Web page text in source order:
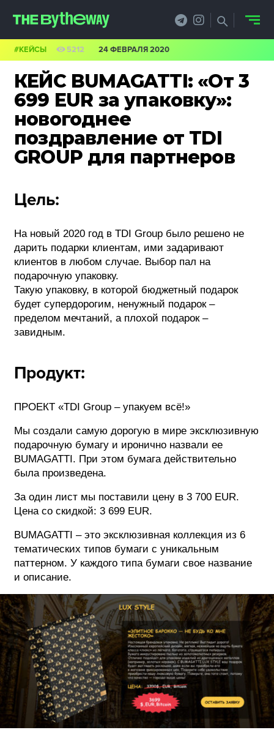
КЕЙС BUMAGATTI: «От 3
699 EUR за упаковку»:
новогоднее
поздравление от TDI
GROUP для партнеров
#КЕЙСЫ 5212 24 ФЕВРАЛЯ 2020
Цель:
На новый 2020 год в TDI Group было решено не
дарить подарки клиентам, ими задаривают
клиентов в любом случае. Выбор пал на
подарочную упаковку.
Такую упаковку, в которой бюджетный подарок
будет супердорогим, ненужный подарок –
пределом мечтаний, а плохой подарок –
завидным.
Продукт:
ПРОЕКТ «TDI Group – упакуем всё!»
Мы создали самую дорогую в мире эксклюзивную
подарочную бумагу и иронично назвали ее
BUMAGATTI. При этом бумага действительно
была произведена.
За один лист мы поставили цену в 3 700 EUR.
Цена со скидкой: 3 699 EUR.
BUMAGATTI – это эксклюзивная коллекция из 6
тематических типов бумаги с уникальным
паттерном. У каждого типа бумаги свое название
и описание.
PRO.ОБЗОР
КЕЙСЫ
ФИЛОСОФИЯ
ТЕХНОЛОГИИ
ФЕСТИВАЛИ
ФОТОГРАФИЯ
ТИПОГРАФИКА
КОНТАКТЫ